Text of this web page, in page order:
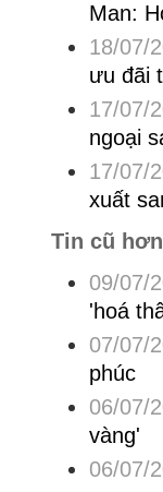
Man:
18/07/
ưu đãi
17/07/
ngoại
17/07/
xuất
Tin cũ
09/07/
'hoá
07/07/
phúc
06/07/
vàng'
06/07/